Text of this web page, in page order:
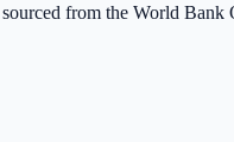
from the World Bank